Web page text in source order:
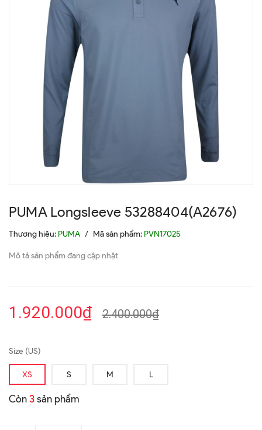
PUMA Longsleeve 53288404(A2676)
Thương hiệu: PUMA / Mã sản phẩm: PVN17025
Mô tả sản phẩm đang cập nhật
1.920.000₫ 2.400.000₫
Size (US)
XS S M L
Còn 3 sản phẩm